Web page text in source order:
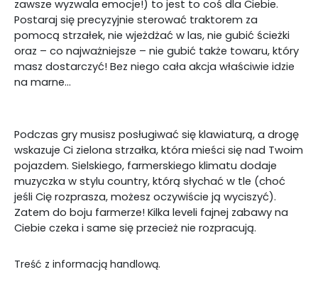
zawsze wyzwala emocje!) to jest to coś dla Ciebie.
Postaraj się precyzyjnie sterować traktorem za
pomocą strzałek, nie wjeżdżać w las, nie gubić ścieżki
oraz – co najważniejsze – nie gubić także towaru, który
masz dostarczyć! Bez niego cała akcja właściwie idzie
na marne…
Podczas gry musisz posługiwać się klawiaturą, a drogę
wskazuje Ci zielona strzałka, która mieści się nad Twoim
pojazdem. Sielskiego, farmerskiego klimatu dodaje
muzyczka w stylu country, którą słychać w tle (choć
jeśli Cię rozprasza, możesz oczywiście ją wyciszyć).
Zatem do boju farmerze! Kilka leveli fajnej zabawy na
Ciebie czeka i same się przecież nie rozpracują.
Treść z informacją handlową.